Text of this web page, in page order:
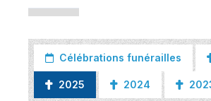
Célébrations funérailles
2025 2024